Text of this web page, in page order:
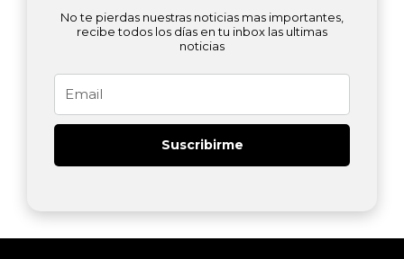
No te pierdas nuestras noticias mas importantes,
recibe todos los días en tu inbox las ultimas
noticias
Suscribirme